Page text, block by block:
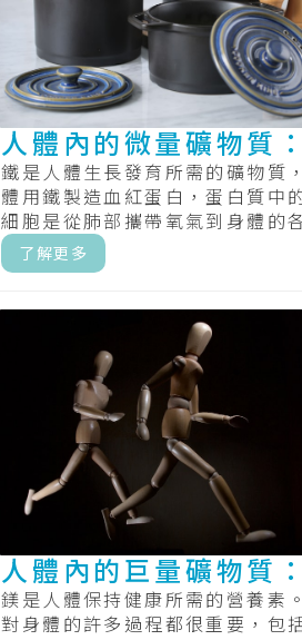
人體內的微量礦物質
鐵是人體生長發育所需的礦物質
體用鐵製造血紅蛋白，蛋白質中
細胞是從肺部攜帶氧氣到身體的
部位，和肌紅蛋白，提供氧氣，肌
的蛋白質.....
了解更多
人體內的巨量礦物質
鎂是人體保持健康所需的營養素
對身體的許多過程都很重要，包